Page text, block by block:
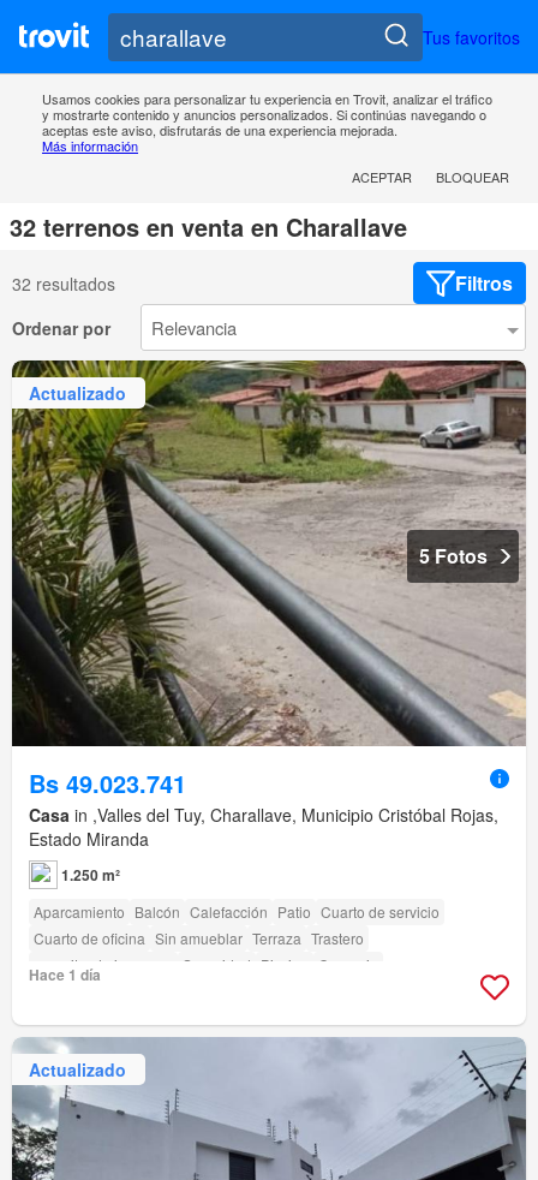
Tus favoritos
Usamos cookies para personalizar tu experiencia en Trovit, analizar el tráfico
y mostrarte contenido y anuncios personalizados. Si continúas navegando o
aceptas este aviso, disfrutarás de una experiencia mejorada.
Más información
ACEPTAR
BLOQUEAR
32 terrenos en venta en Charallave
32 resultados Filtros
Ordenar por
Actualizado
5 Fotos
Bs 49.023.741
Casa in ,Valles del Tuy, Charallave, Municipio Cristóbal Rojas,
Estado Miranda
1.250 m²
Aparcamiento Balcón Calefacción Patio Cuarto de servicio
Cuarto de oficina Sin amueblar Terraza Trastero
amenity_drying_area
Seguridad Piscina Conserje
Hace 1 día
Actualizado